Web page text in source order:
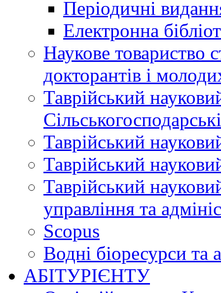
Періодичні
Електронна
Наукове товариство
докторантів і
Таврійський
Таврійський
Таврійський
Таврійський
управління та
Scopus
Водні біоресурси та
АБІТУРІЄНТУ